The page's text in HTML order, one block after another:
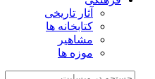
آثار تاریخی
کتابخانه ها
مشاهیر
موزه ها